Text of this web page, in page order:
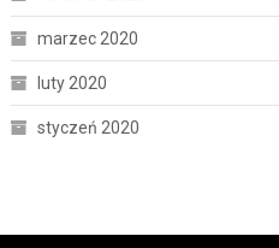
marzec 2020
luty 2020
styczeń 2020